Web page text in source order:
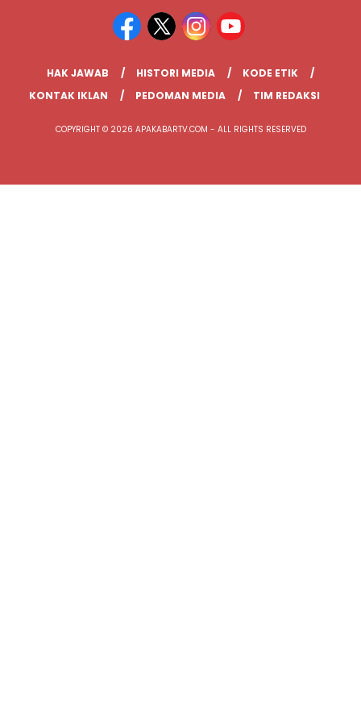
HAK JAWAB HISTORI MEDIA
KODE ETIK
KONTAK IKLAN
PEDOMAN MEDIA TIM REDAKSI
COPYRIGHT © 2026 APAKABARTV.COM - ALL RIGHTS RESERVED